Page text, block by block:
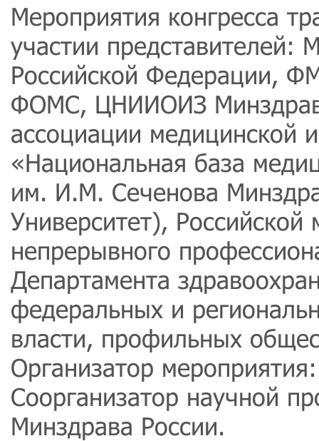
Мероприятия конгресса
участии представителей:
Российской Федерации,
ФОМС, ЦНИИОИЗ
ассоциации медицинской
«Национальная база
им. И.М. Сеченова
Университет),
непрерывного
Департамента
федеральных и
власти, профильных
Организатор
Соорганизатор научной
Минздрава России.